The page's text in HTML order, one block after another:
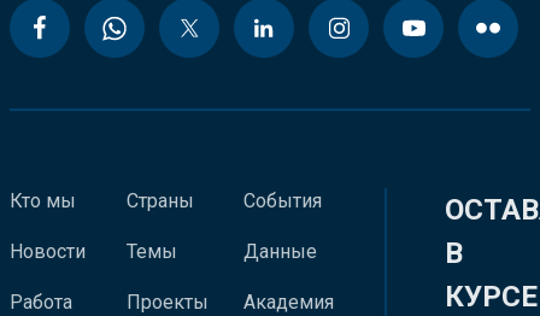
Кто мы
Новости
Работа
Страны
Темы
Проекты
События
Данные
Академия
В
КУРСЕ